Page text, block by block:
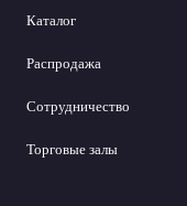
Каталог
Распродажа
Сотрудничество
Торговые залы